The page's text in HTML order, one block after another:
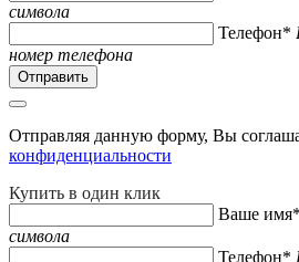
символа
Телефон*
номер телефона
Отправляя данную форму, Вы
конфиденциальности
Купить в один клик
Ваше имя*
символа
Телефон*